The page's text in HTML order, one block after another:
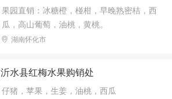
果园直销：冰糖橙，椪柑，早晚熟密桔，西
瓜，高山葡萄，油桃，黄桃。
湖南怀化市
沂水县红梅水果购销处
仔猪，苹果，生姜，油桃，西瓜